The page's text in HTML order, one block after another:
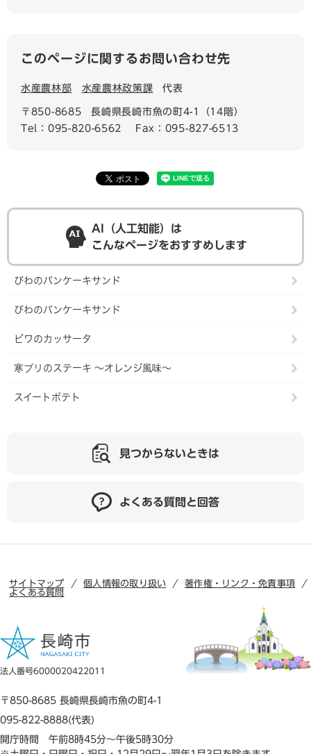
このページに関するお問い合わせ先
水産農林部 水産農林政策課 代表
〒850-8685
長崎県長崎市魚の町4-1（14階）
Tel：095-820-6562
Fax：095-827-6513
AI（人工知能）は
こんなページをおすすめします
びわのパンケーキサンド
びわのパンケーキサンド
ビワのカッサータ
寒ブリのステーキ ～オレンジ風味～
スイートポテト
見つからないときは
よくある質問と回答
サイトマップ 個人情報の取り扱い
著作権・リンク・免責事項
よくある質問
法人番号6000020422011
〒850-8685 長崎県長崎市魚の町4-1
095-822-8888(代表)
開庁時間 午前8時45分～午後5時30分